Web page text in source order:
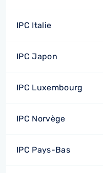
IPC Italie
IPC Japon
IPC Luxembourg
IPC Norvège
IPC Pays-Bas